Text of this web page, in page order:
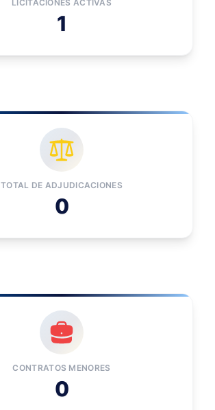
LICITACIONES ACTIVAS
1
TOTAL DE ADJUDICACIONES
0
CONTRATOS MENORES
0